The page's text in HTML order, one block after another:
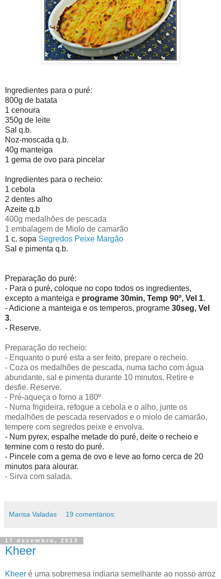
ngredientes para o puré:
800g de batata
1 cenoura
350g de leite
Sal q.b.
Noz-moscada q.b.
40g manteiga
1 gema de ovo para pincelar
Ingredientes para o recheio:
1 cebola
2 dentes alho
Azeite q.b
400g medalhões de pescada
1 embalagem de Miolo de camarão
1 c. sopa Segredos Peixe Margão
Sal e pimenta q.b.
Preparação do puré:
- Para o puré, coloque no copo todos os ingredientes,
excepto a manteiga e programe 30min, Temp 90º, Vel 1.
- Adicione a manteiga e os temperos, programe 30seg, Vel
3.
- Reserve.
Preparação do recheio:
- Enquanto o puré esta a ser feito, prepare o recheio.
- Coza os medalhões de pescada, numa tacho com água
abundante, sal e pimenta durante 10 minutos. Retire e
desfie. Reserve.
- Pré-aqueça o forno a 180º
- Numa frigideira, refogue a cebola e o alho, junte os
medalhões de pescada reservados e o miolo de camarão,
tempere com segredos peixe e envolva.
- Num pyrex, espalhe metade do puré, deite o recheio e
termine com o resto do puré.
- Pincele com a gema de ovo e leve ao forno cerca de 20
minutos para alourar.
- Sirva com salada.
Marisa Valadas 19 comentários:
17 dezembro, 2013
Kheer
Kheer é uma sobremesa indiana semelhante ao nosso arroz